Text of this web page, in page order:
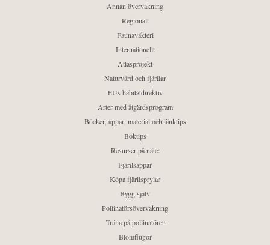
Annan övervakning
Regionalt
Faunaväkteri
Internationellt
Atlasprojekt
Naturvård och fjärilar
EUs habitatdirektiv
Arter med åtgärdsprogram
Böcker, appar, material och länktips
Boktips
Resurser på nätet
Fjärilsappar
Köpa fjärilsprylar
Bygg själv
Pollinatörsövervakning
Träna på pollinatörer
Blomflugor